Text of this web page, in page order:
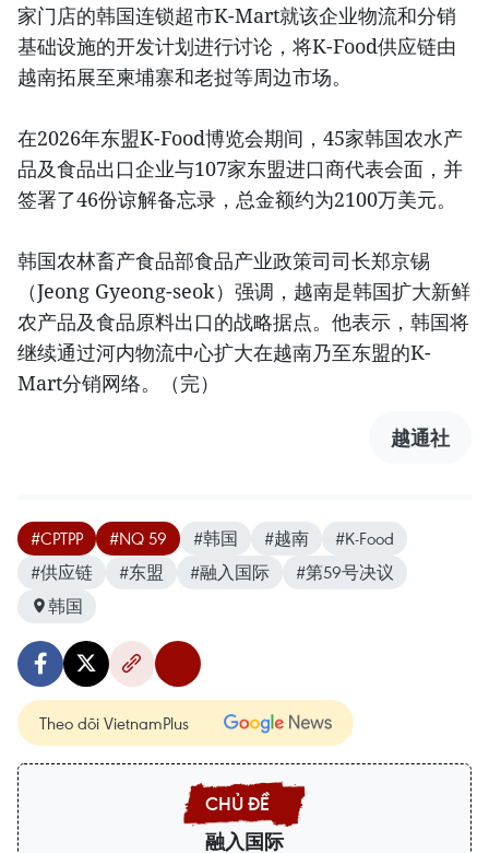
家门店的韩国连锁超市K-Mart就该企业物流和分销
基础设施的开发计划进行讨论，将K-Food供应链由
越南拓展至柬埔寨和老挝等周边市场。
在2026年东盟K-Food博览会期间，45家韩国农水产
品及食品出口企业与107家东盟进口商代表会面，并
签署了46份谅解备忘录，总金额约为2100万美元。
韩国农林畜产食品部食品产业政策司司长郑京锡
（Jeong Gyeong-seok）强调，越南是韩国扩大新鲜
农产品及食品原料出口的战略据点。他表示，韩国将
继续通过河内物流中心扩大在越南乃至东盟的K-
Mart分销网络。（完）
越通社
#CPTPP #NQ 59 #韩国 #越南
#K-Food
#供应链
#东盟 #融入国际
#第59号决议
韩国
Theo dõi VietnamPlus
融入国际